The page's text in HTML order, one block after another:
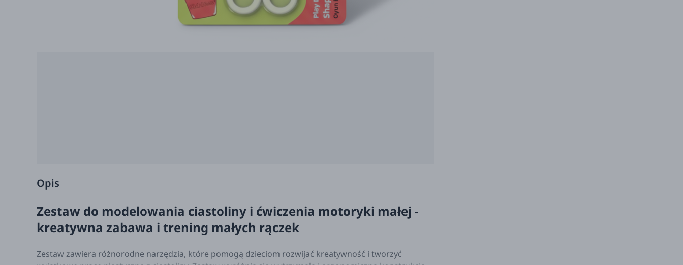
Opis
Zestaw do modelowania ciastoliny i ćwiczenia motoryki małej -
kreatywna zabawa i trening małych rączek
Zestaw zawiera różnorodne narzędzia, które pomogą dzieciom rozwijać kreatywność i tworzyć